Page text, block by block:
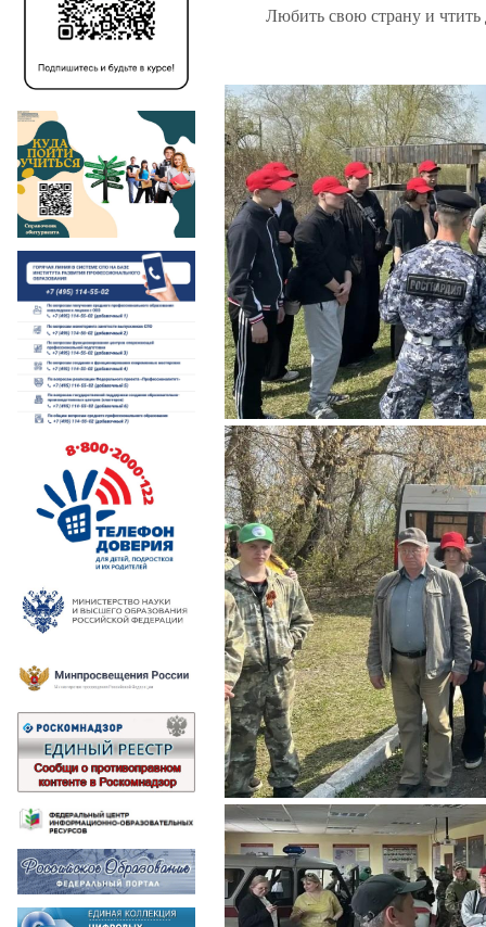
Любить свою страну и чтить